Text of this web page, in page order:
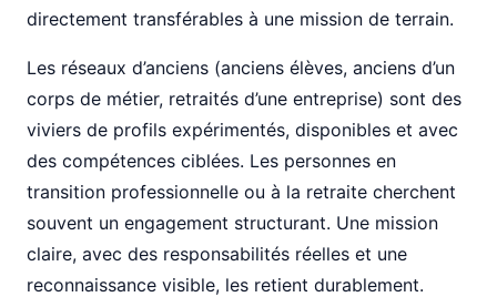
directement transférables à une mission de terrain.
Les réseaux d’anciens (anciens élèves, anciens d’un
corps de métier, retraités d’une entreprise) sont des
viviers de profils expérimentés, disponibles et avec
des compétences ciblées. Les personnes en
transition professionnelle ou à la retraite cherchent
souvent un engagement structurant. Une mission
claire, avec des responsabilités réelles et une
reconnaissance visible, les retient durablement.